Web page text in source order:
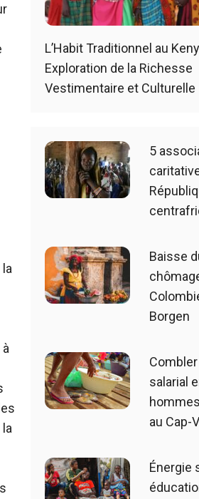
L’Habit Traditionnel au
Exploration de la Richesse
Vestimentaire et Culturelle
5
Baisse
Borgen
Combler
salarial
au Cap-
Énergie